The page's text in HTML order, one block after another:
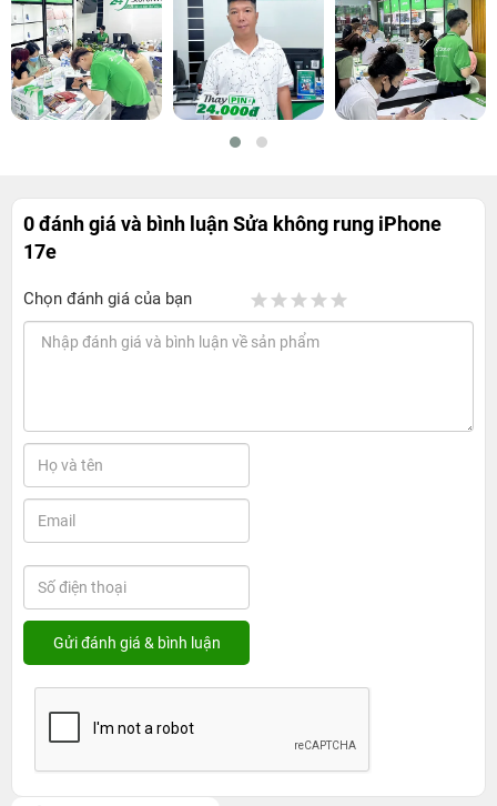
0 đánh giá và bình luậnSửa không rung iPhone
17e
Chọn đánh giá của bạn